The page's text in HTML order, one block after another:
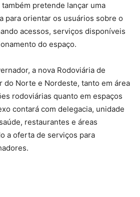
pretende lançar uma
para orientar os usuários sobre o
acessos, serviços disponíveis
do espaço.
a nova Rodoviária de
do Norte e Nordeste, tanto em área
rodoviárias quanto em espaços
contará com delegacia, unidade
restaurantes e áreas
a oferta de serviços para